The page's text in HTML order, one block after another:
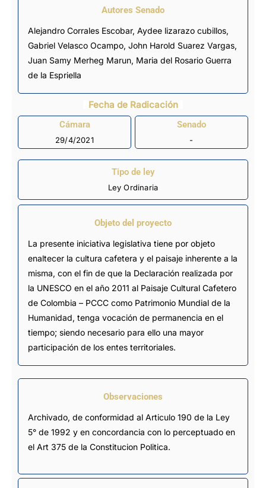
Autores Senado
Alejandro Corrales Escobar, Aydee lizarazo cubillos,
Gabriel Velasco Ocampo, John Harold Suarez Vargas,
Juan Samy Merheg Marun, Maria del Rosario Guerra
de la Espriella
Fecha de Radicación
Cámara
29/4/2021
Senado
-
Tipo de ley
Ley Ordinaria
Objeto del proyecto
La presente iniciativa legislativa tiene por objeto
enaltecer la cultura cafetera y el paisaje inherente a la
misma, con el fin de que la Declaración realizada por
la UNESCO en el año 2011 al Paisaje Cultural Cafetero
de Colombia – PCCC como Patrimonio Mundial de la
Humanidad, tenga vocación de permanencia en el
tiempo; siendo necesario para ello una mayor
participación de los entes territoriales.
Observaciones
Archivado, de conformidad al Articulo 190 de la Ley
5° de 1992 y en concordancia con lo perceptuado en
el Art 375 de la Constitucion Politica.